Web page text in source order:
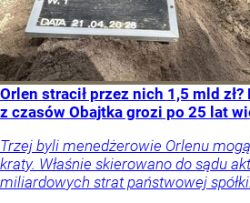
Orlen stracił przez nich 1,5 mld
z czasów Obajtka grozi po 25 lat
Trzej byli menedżerowie Orlenu
kraty. Właśnie skierowano do sądu
miliardowych strat państwowej spółki.